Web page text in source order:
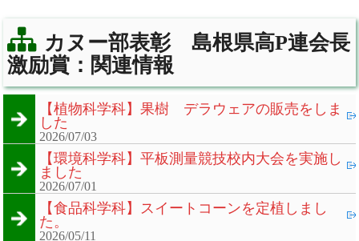
カヌー部表彰 島根県高P連会長
激励賞：関連情報
【植物科学科】果樹 デラウェアの販売をしま
した
2026/07/03
【環境科学科】平板測量競技校内大会を実施し
ました
2026/07/01
【食品科学科】スイートコーンを定植しまし
た。
2026/05/11